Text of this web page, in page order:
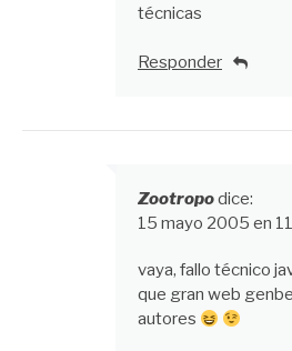
técnicas
Responder
Zootropodice:
15 mayo 2005 en
vaya, fallo técnico
que gran web
autores